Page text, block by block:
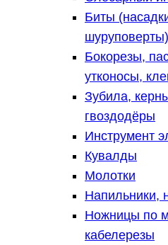
Биты
шуруповерты)
Бокорезы,
утконосы,
Зубила,
гвоздодёры
Инструмент
Кувалды
Молотки
Напильники,
Ножницы по
кабелерезы